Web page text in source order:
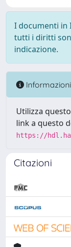
I documenti in
tutti i diritti
indicazione.
Informazioni
Utilizza
link a questo
https://
Citazioni